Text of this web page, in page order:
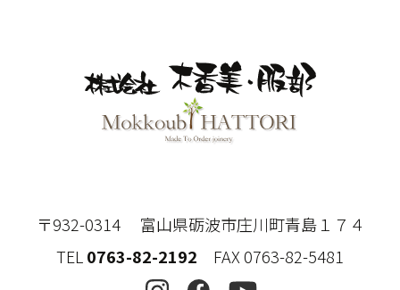
〒932-0314 富山県砺波市庄川町青島１７４
TEL 0763-82-2192 FAX 0763-82-5481